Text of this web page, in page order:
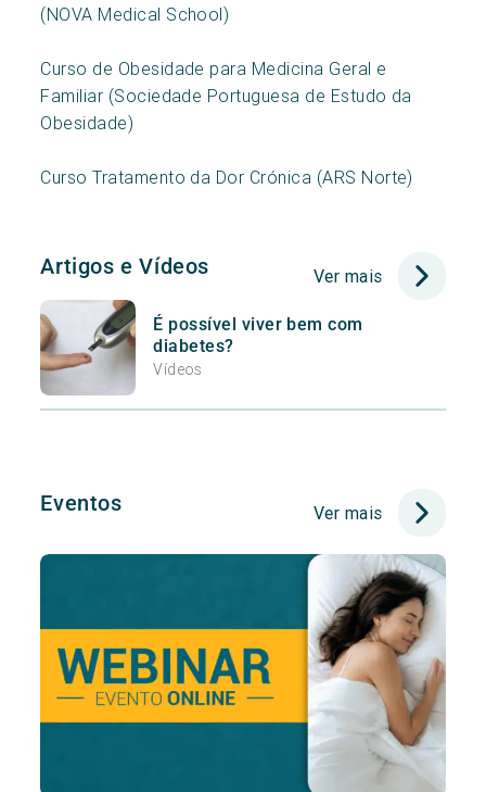
(NOVA Medical School)
Curso de Obesidade para Medicina Geral e
Familiar (Sociedade Portuguesa de Estudo da
Obesidade)
Curso Tratamento da Dor Crónica (ARS Norte)
Artigos e Vídeos Ver mais
É possível viver bem com
diabetes?
Vídeos
Eventos Ver mais